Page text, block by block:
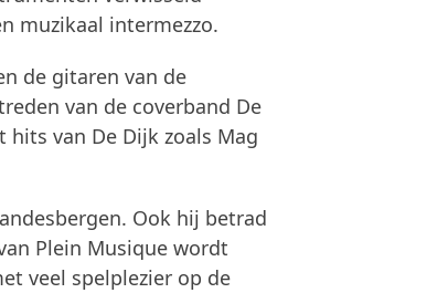
muzikaal intermezzo.
de gitaren van de
van de coverband De
hits van De Dijk zoals Mag
Ook hij betrad
Plein Musique wordt
veel spelplezier op de